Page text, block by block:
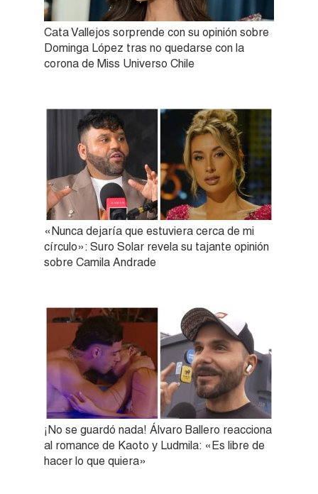
Cata Vallejos sorprende con su opinión sobre
Dominga López tras no quedarse con la
corona de Miss Universo Chile
«Nunca dejaría que estuviera cerca de mi
círculo»: Suro Solar revela su tajante opinión
sobre Camila Andrade
¡No se guardó nada! Álvaro Ballero reacciona
al romance de Kaoto y Ludmila: «Es libre de
hacer lo que quiera»